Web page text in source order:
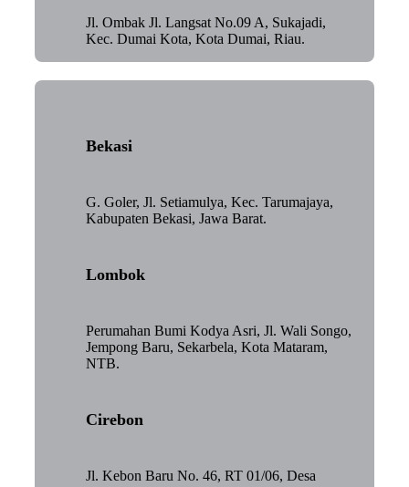
Jl. Ombak Jl. Langsat No.09 A, Sukajadi,
Kec. Dumai Kota, Kota Dumai, Riau.
Bekasi
G. Goler, Jl. Setiamulya, Kec. Tarumajaya,
Kabupaten Bekasi, Jawa Barat.
Lombok
Perumahan Bumi Kodya Asri, Jl. Wali Songo,
Jempong Baru, Sekarbela, Kota Mataram,
NTB.
Cirebon
Jl. Kebon Baru No. 46, RT 01/06, Desa